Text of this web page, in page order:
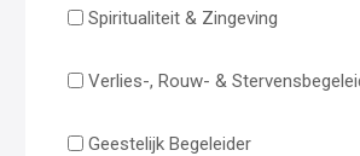
Spiritualiteit & Zingeving
Verlies-, Rouw- &
Geestelijk Begeleider